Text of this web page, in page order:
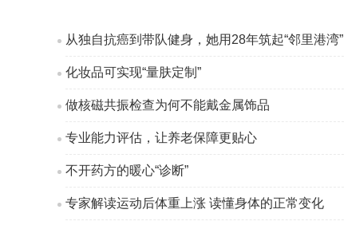
从独自抗癌到带队健身，她用28年筑起“邻里港湾”
化妆品可实现“量肤定制”
做核磁共振检查为何不能戴金属饰品
专业能力评估，让养老保障更贴心
不开药方的暖心“诊断”
专家解读运动后体重上涨 读懂身体的正常变化